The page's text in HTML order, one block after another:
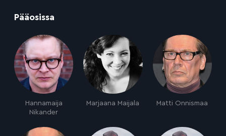
Pääosissa
Hannamaija
Nikander
Marjaana Maijala Matti Onnismaa